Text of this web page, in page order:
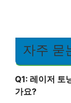
자주 묻
Q1: 레이저 토
가요?